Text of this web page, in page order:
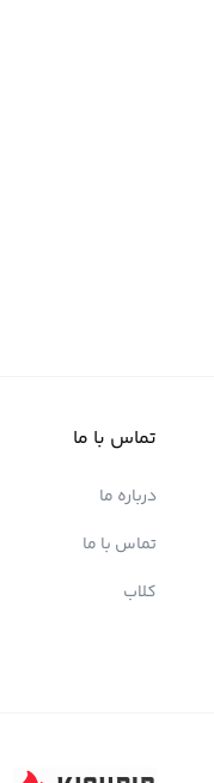
تماس با ما
درباره ما
تماس با ما
کلاب